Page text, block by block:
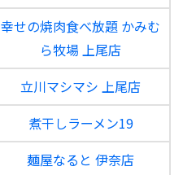
幸せの焼肉食べ放題 かみむ
ら牧場 上尾店
立川マシマシ 上尾店
煮干しラーメン19
麺屋なると 伊奈店